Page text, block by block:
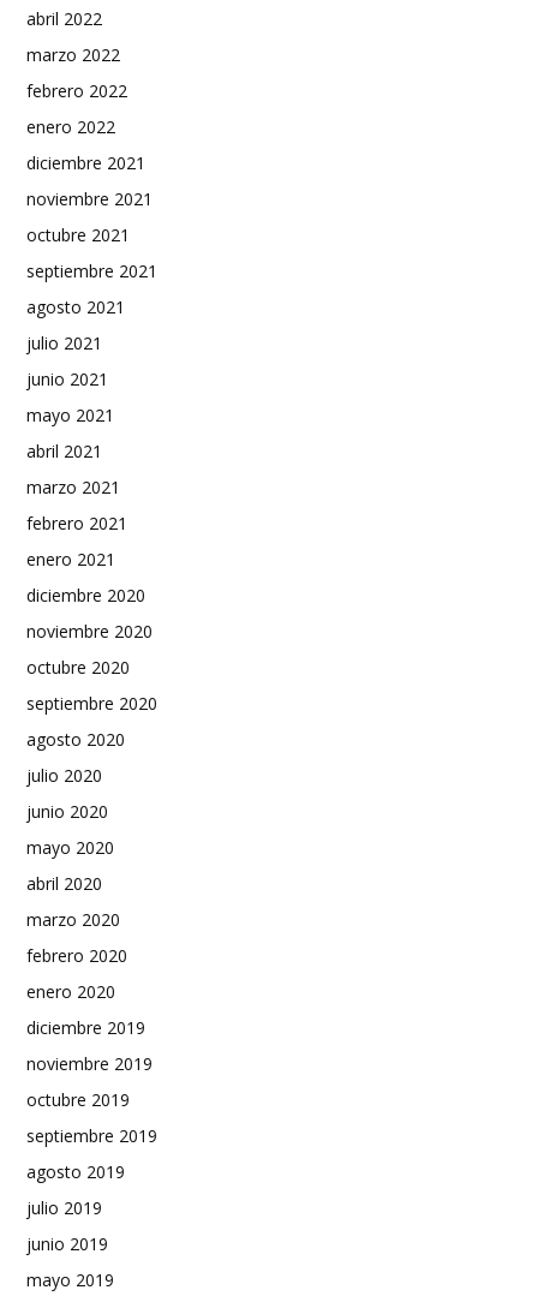
abril 2022
marzo 2022
febrero 2022
enero 2022
diciembre 2021
noviembre 2021
octubre 2021
septiembre 2021
agosto 2021
julio 2021
junio 2021
mayo 2021
abril 2021
marzo 2021
febrero 2021
enero 2021
diciembre 2020
noviembre 2020
octubre 2020
septiembre 2020
agosto 2020
julio 2020
junio 2020
mayo 2020
abril 2020
marzo 2020
febrero 2020
enero 2020
diciembre 2019
noviembre 2019
octubre 2019
septiembre 2019
agosto 2019
julio 2019
junio 2019
mayo 2019